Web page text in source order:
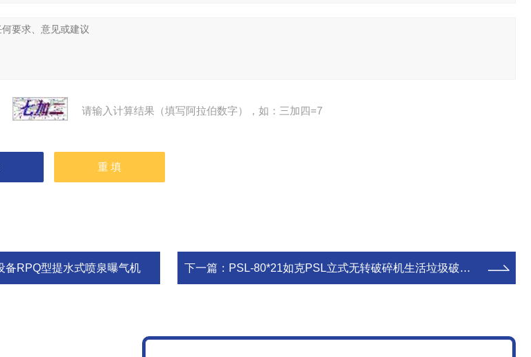
请输入计算结果（填写阿拉伯数字），如：三加四=7
备RPQ型提水式喷泉曝气机 下一篇： PSL-80*21如克PSL立式无转破碎机生活垃圾破碎设备